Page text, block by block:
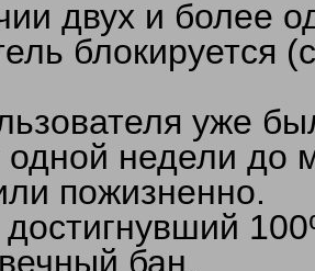
двух и более
блокируется
уже
одной недели до
пожизненно.
достигнувший
бан.